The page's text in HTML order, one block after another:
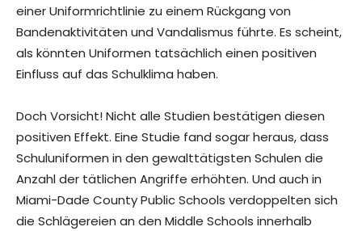
einer Uniformrichtlinie zu einem Rückgang von
Bandenaktivitäten und Vandalismus führte. Es scheint,
als könnten Uniformen tatsächlich einen positiven
Einfluss auf das Schulklima haben.
Doch Vorsicht! Nicht alle Studien bestätigen diesen
positiven Effekt. Eine Studie fand sogar heraus, dass
Schuluniformen in den gewalttätigsten Schulen die
Anzahl der tätlichen Angriffe erhöhten. Und auch in
Miami-Dade County Public Schools verdoppelten sich
die Schlägereien an den Middle Schools innerhalb